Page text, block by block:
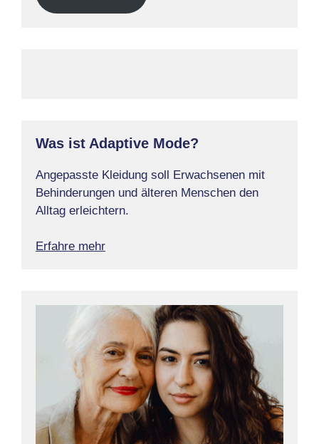
Was ist Adaptive Mode?
Angepasste Kleidung soll Erwachsenen mit
Behinderungen und älteren Menschen den
Alltag erleichtern.
Erfahre mehr